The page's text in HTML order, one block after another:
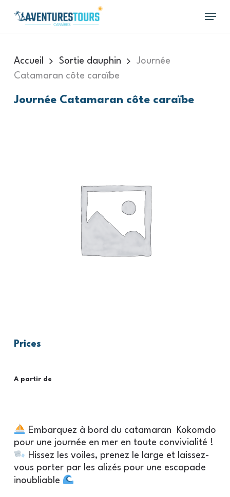
Accueil Sortie dauphin
Journée
Catamaran côte caraïbe
Journée Catamaran côte caraïbe
Prices
A partir de
Embarquez à bord du catamaran Kokomdo
pour une journée en mer en toute convivialité !
Hissez les voiles, prenez le large et laissez-
vous porter par les alizés pour une escapade
inoubliable